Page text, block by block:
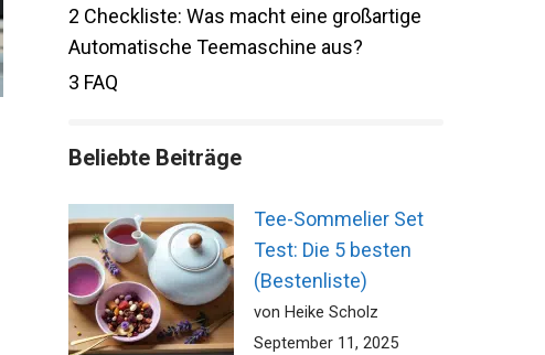
2 Checkliste: Was macht eine großartige
Automatische Teemaschine aus?
3 FAQ
Beliebte Beiträge
Tee-Sommelier Set
Test: Die 5 besten
(Bestenliste)
von Heike Scholz
September 11, 2025